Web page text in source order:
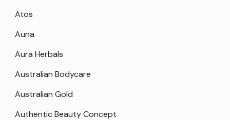
Atos
Auna
Aura Herbals
Australian Bodycare
Australian Gold
Authentic Beauty Concept